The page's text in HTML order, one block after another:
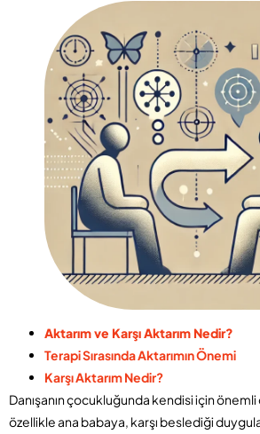
Aktarım ve Karşı Aktarım Nedir?
Terapi Sırasında Aktarımın Önemi
Karşı Aktarım Nedir?
Danışanın çocukluğunda kendisi için
özellikle ana babaya, karşı beslediği